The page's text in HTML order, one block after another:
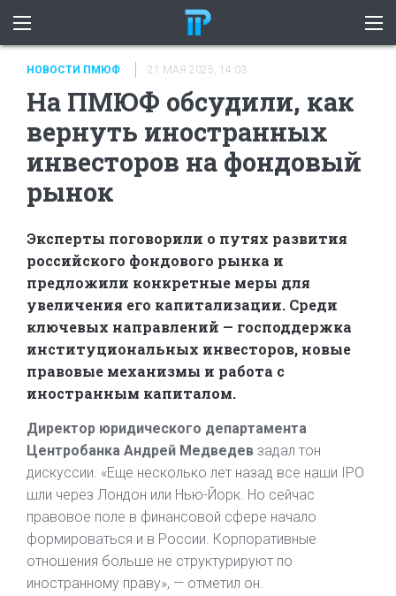
НОВОСТИ ПМЮФ 21 МАЯ 2025, 14:03
На ПМЮФ обсудили, как
вернуть иностранных
инвесторов на фондовый
рынок
Эксперты поговорили о путях развития
российского фондового рынка и
предложили конкретные меры для
увеличения его капитализации. Среди
ключевых направлений — господдержка
институциональных инвесторов, новые
правовые механизмы и работа с
иностранным капиталом.
Директор юридического департамента
Центробанка Андрей Медведев задал тон
дискуссии. «Еще несколько лет назад все наши IPO
шли через Лондон или Нью-Йорк. Но сейчас
правовое поле в финансовой сфере начало
формироваться и в России. Корпоративные
отношения больше не структурируют по
иностранному праву», — отметил он.